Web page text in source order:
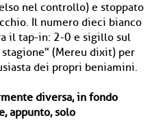
nel controllo) e stoppato
Il numero dieci bianco
il tap-in: 2-0 e sigillo sul
(Mereu dixit) per
dei propri beniamini.
diversa, in fondo
appunto, solo